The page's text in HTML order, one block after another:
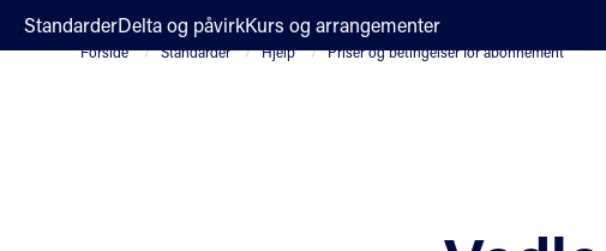
;StandarderDelta og påvirkKurs og arrangementer
Forside Standarder Hjelp Priser og betingelser for abonnement